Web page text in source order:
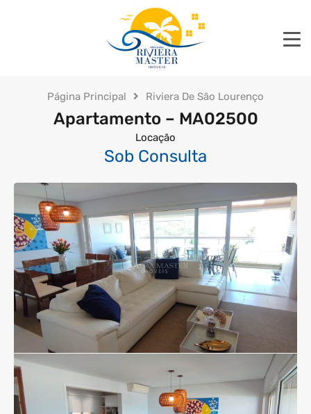
Página Principal Riviera De São Lourenço
Apartamento – MA02500
Locação
Sob Consulta